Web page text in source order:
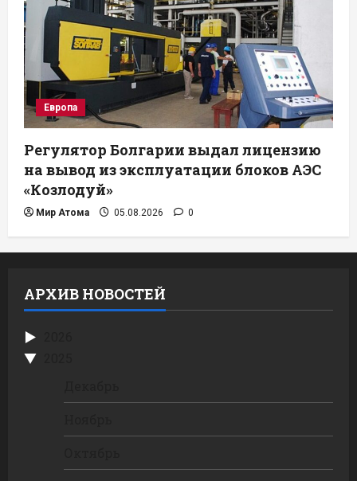
Европа
Регулятор Болгарии выдал лицензию
на вывод из эксплуатации блоков АЭС
«Козлодуй»
Мир Атома 05.08.2026 0
АРХИВ НОВОСТЕЙ